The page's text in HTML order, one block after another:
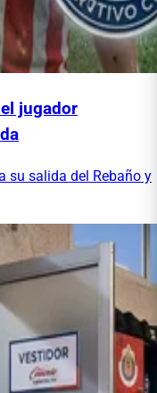
jugador
su salida del Rebaño y